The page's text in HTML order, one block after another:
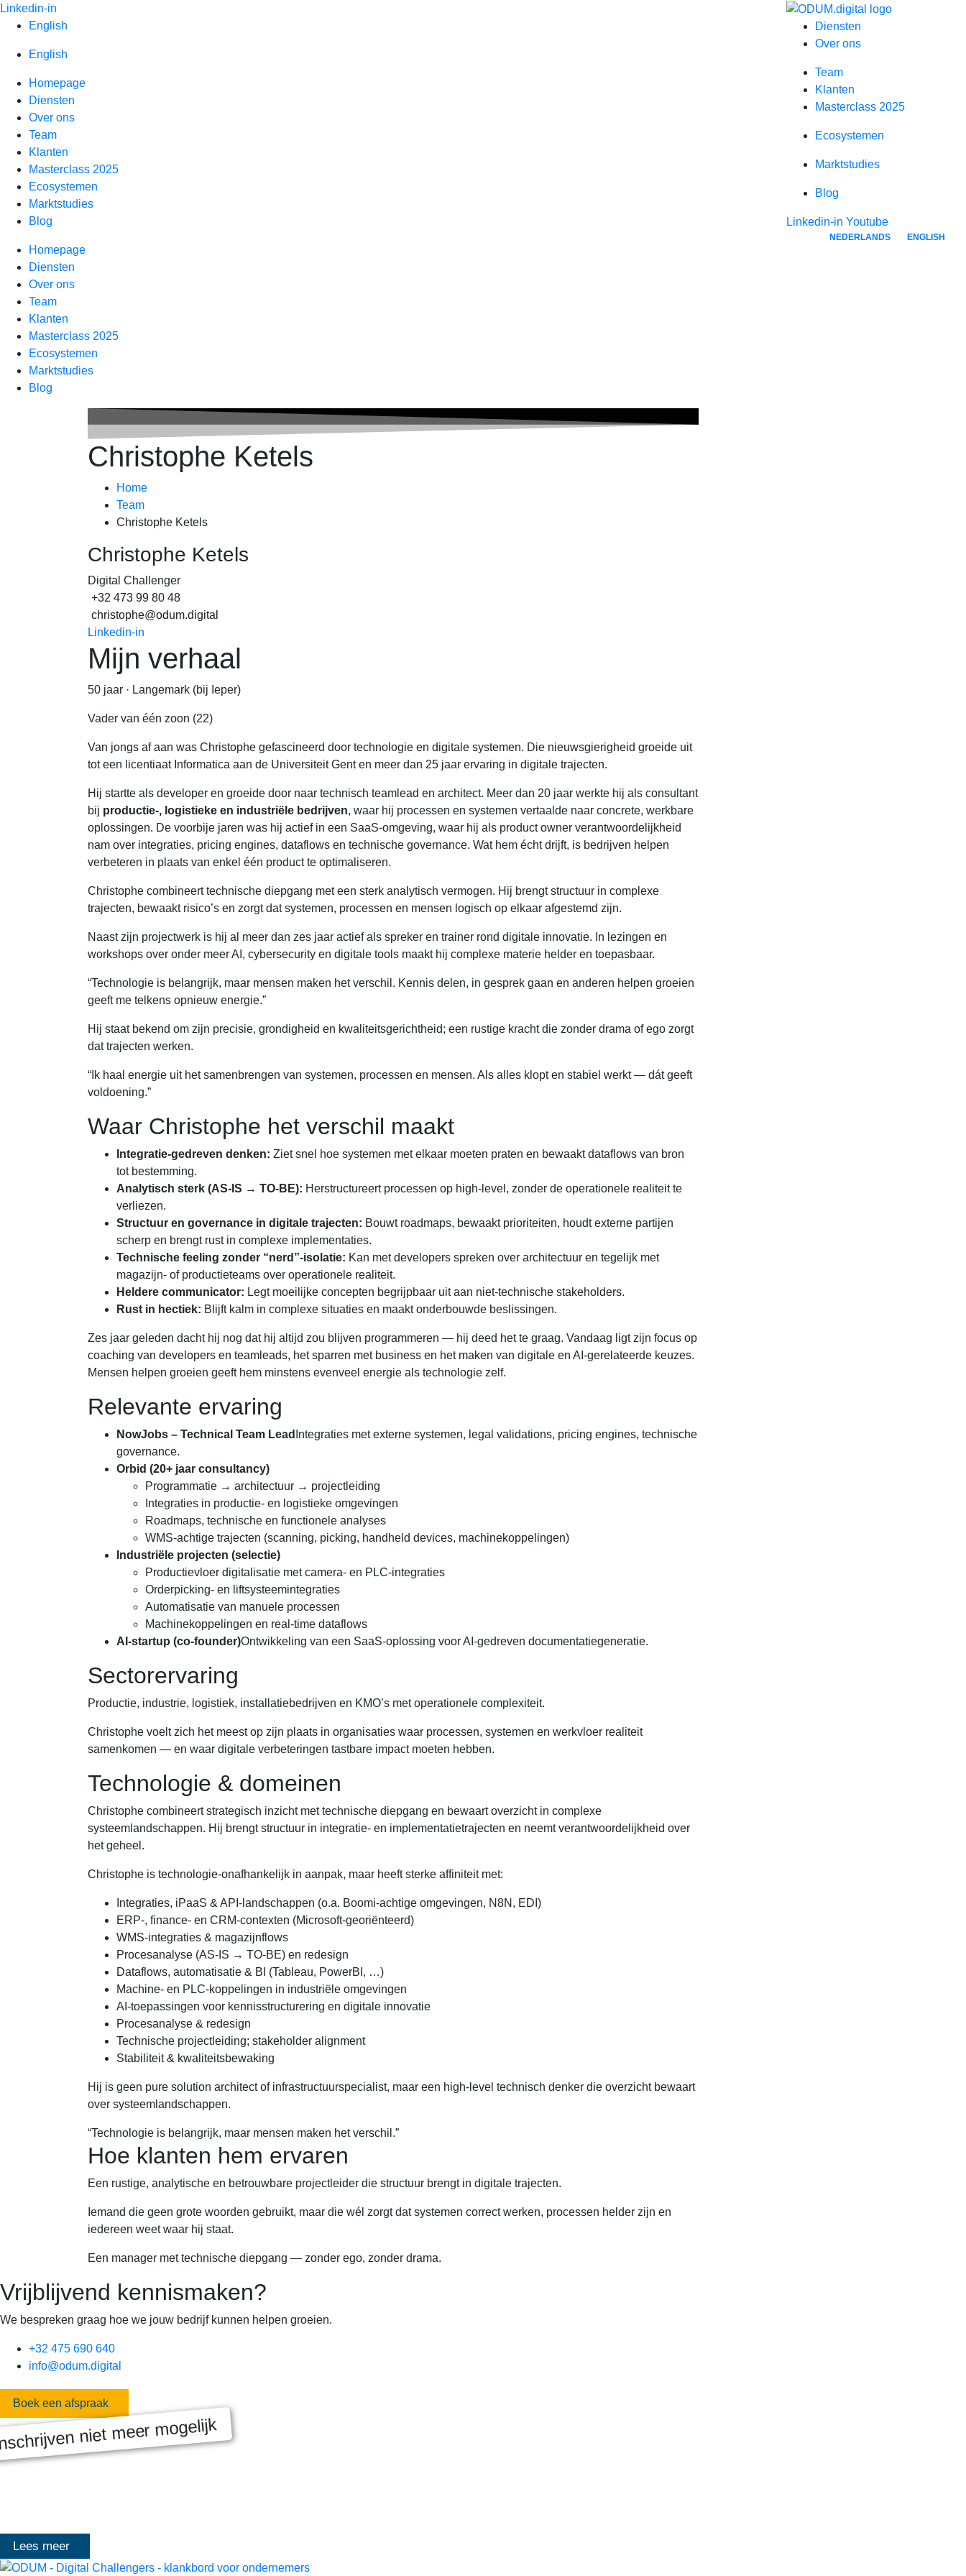
Spring
naar
Diensten
Over ons
Team
Klanten
Masterclass 2025
Ecosystemen
Marktstudies
Blog
Linkedin-in Youtube
NEDERLANDS ENGLISH
Linkedin-in
English
English
Homepage
Diensten
Over ons
Team
Klanten
Masterclass 2025
Ecosystemen
Marktstudies
Blog
Homepage
Diensten
Over ons
Team
Klanten
Masterclass 2025
Ecosystemen
Marktstudies
Blog
Christophe Ketels
Home
Team
Christophe Ketels
Christophe Ketels
Digital Challenger
+32 473 99 80 48
christophe@odum.digital
Linkedin-in
Mijn verhaal
50 jaar · Langemark (bij Ieper)
Vader van één zoon (22)
Van jongs af aan was Christophe gefascineerd door technologie en digitale systemen. Die nieuwsgierigheid groeide uit
tot een licentiaat Informatica aan de Universiteit Gent en meer dan 25 jaar ervaring in digitale trajecten.
Hij startte als developer en groeide door naar technisch teamlead en architect. Meer dan 20 jaar werkte hij als consultant
bij productie-, logistieke en industriële bedrijven, waar hij processen en systemen vertaalde naar concrete, werkbare
oplossingen. De voorbije jaren was hij actief in een SaaS-omgeving, waar hij als product owner verantwoordelijkheid
nam over integraties, pricing engines, dataflows en technische governance. Wat hem écht drijft, is bedrijven helpen
verbeteren in plaats van enkel één product te optimaliseren.
Christophe combineert technische diepgang met een sterk analytisch vermogen. Hij brengt structuur in complexe
trajecten, bewaakt risico’s en zorgt dat systemen, processen en mensen logisch op elkaar afgestemd zijn.
Naast zijn projectwerk is hij al meer dan zes jaar actief als spreker en trainer rond digitale innovatie. In lezingen en
workshops over onder meer AI, cybersecurity en digitale tools maakt hij complexe materie helder en toepasbaar.
“Technologie is belangrijk, maar mensen maken het verschil. Kennis delen, in gesprek gaan en anderen helpen groeien
geeft me telkens opnieuw energie.”
Hij staat bekend om zijn precisie, grondigheid en kwaliteitsgerichtheid; een rustige kracht die zonder drama of ego zorgt
dat trajecten werken.
“Ik haal energie uit het samenbrengen van systemen, processen en mensen. Als alles klopt en stabiel werkt — dát geeft
voldoening.”
Waar Christophe het verschil maakt
Integratie-gedreven denken: Ziet snel hoe systemen met elkaar moeten praten en bewaakt dataflows van bron
tot bestemming.
Analytisch sterk (AS-IS → TO-BE): Herstructureert processen op high-level, zonder de operationele realiteit te
verliezen.
Structuur en governance in digitale trajecten: Bouwt roadmaps, bewaakt prioriteiten, houdt externe partijen
scherp en brengt rust in complexe implementaties.
Technische feeling zonder “nerd”-isolatie: Kan met developers spreken over architectuur en tegelijk met
magazijn- of productieteams over operationele realiteit.
Heldere communicator: Legt moeilijke concepten begrijpbaar uit aan niet-technische stakeholders.
Rust in hectiek: Blijft kalm in complexe situaties en maakt onderbouwde beslissingen.
Zes jaar geleden dacht hij nog dat hij altijd zou blijven programmeren — hij deed het te graag. Vandaag ligt zijn focus op
coaching van developers en teamleads, het sparren met business en het maken van digitale en AI-gerelateerde keuzes.
Mensen helpen groeien geeft hem minstens evenveel energie als technologie zelf.
Relevante ervaring
NowJobs – Technical Team Lead Integraties met externe systemen, legal validations, pricing engines, technische
governance.
Orbid (20+ jaar consultancy)
Programmatie → architectuur → projectleiding
Integraties in productie- en logistieke omgevingen
Roadmaps, technische en functionele analyses
WMS-achtige trajecten (scanning, picking, handheld devices, machinekoppelingen)
Industriële projecten (selectie)
Productievloer digitalisatie met camera- en PLC-integraties
Orderpicking- en liftsysteemintegraties
Automatisatie van manuele processen
Machinekoppelingen en real-time dataflows
AI-startup (co-founder)Ontwikkeling van een SaaS-oplossing voor AI-gedreven documentatiegeneratie.
Sectorervaring
Productie, industrie, logistiek, installatiebedrijven en KMO’s met operationele complexiteit.
Christophe voelt zich het meest op zijn plaats in organisaties waar processen, systemen en werkvloer realiteit
samenkomen — en waar digitale verbeteringen tastbare impact moeten hebben.
Technologie & domeinen
Christophe combineert strategisch inzicht met technische diepgang en bewaart overzicht in complexe
systeemlandschappen. Hij brengt structuur in integratie- en implementatietrajecten en neemt verantwoordelijkheid over
het geheel.
Christophe is technologie-onafhankelijk in aanpak, maar heeft sterke affiniteit met:
Integraties, iPaaS & API-landschappen (o.a. Boomi-achtige omgevingen, N8N, EDI)
ERP-, finance- en CRM-contexten (Microsoft-georiënteerd)
WMS-integraties & magazijnflows
Procesanalyse (AS-IS → TO-BE) en redesign
Dataflows, automatisatie & BI (Tableau, PowerBI, …)
Machine- en PLC-koppelingen in industriële omgevingen
AI-toepassingen voor kennisstructurering en digitale innovatie
Procesanalyse & redesign
Technische projectleiding; stakeholder alignment
Stabiliteit & kwaliteitsbewaking
Hij is geen pure solution architect of infrastructuurspecialist, maar een high-level technisch denker die overzicht bewaart
over systeemlandschappen.
“Technologie is belangrijk, maar mensen maken het verschil.”
Hoe klanten hem ervaren
Een rustige, analytische en betrouwbare projectleider die structuur brengt in digitale trajecten.
Iemand die geen grote woorden gebruikt, maar die wél zorgt dat systemen correct werken, processen helder zijn en
iedereen weet waar hij staat.
Een manager met technische diepgang — zonder ego, zonder drama.
Vrijblijvend kennismaken?
We bespreken graag hoe we jouw bedrijf kunnen helpen groeien.
+32 475 690 640
info@odum.digital
Boek een afspraak
niet meer mogelijk
MASTERCLASS 2025
Lees meer